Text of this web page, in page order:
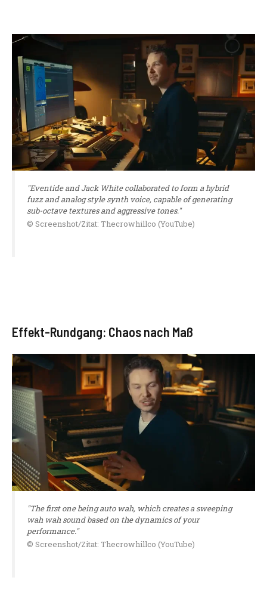
"Eventide and Jack White collaborated to form a hybrid
fuzz and analog style synth voice, capable of generating
sub-octave textures and aggressive tones."
© Screenshot/Zitat: Thecrowhillco (YouTube)
Effekt-Rundgang: Chaos nach Maß
"The first one being auto wah, which creates a sweeping
wah wah sound based on the dynamics of your
performance."
© Screenshot/Zitat: Thecrowhillco (YouTube)